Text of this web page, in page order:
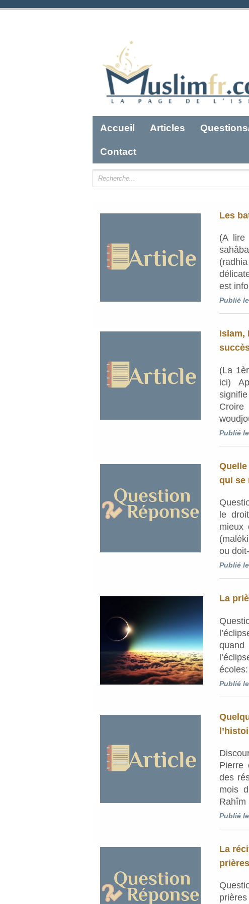
Accueil Articles
Contact
Les
(A lire
est
Publié
Islam,
(La
ici)
Publié
qui se
le
mieux
ou
Publié
La
quand
Publié
Pierre
des
mois
Rahîm
Publié
La